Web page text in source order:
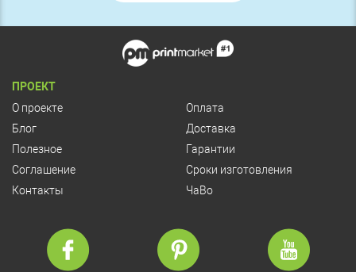
ПРОЕКТ
О проекте
Блог
Полезное
Соглашение
Контакты
Оплата
Доставка
Гарантии
Сроки изготовления
ЧаВо